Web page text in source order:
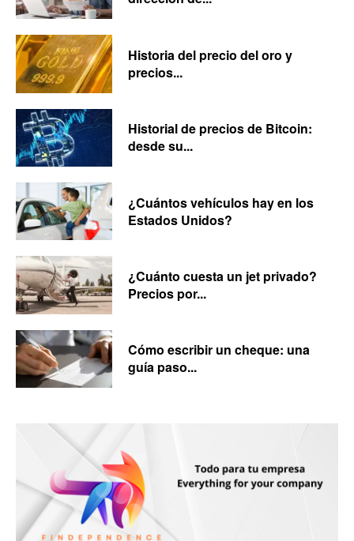
Historia del precio del oro y
precios...
Historial de precios de Bitcoin:
desde su...
¿Cuántos vehículos hay en los
Estados Unidos?
¿Cuánto cuesta un jet privado?
Precios por...
Cómo escribir un cheque: una
guía paso...